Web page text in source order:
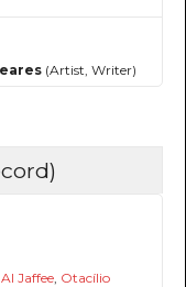
(Artist, Writer)
Al Jaffee, Otacílio